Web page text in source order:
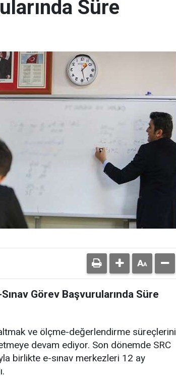
Süre
Görev Başvurularında Süre
ve ölçme-değerlendirme süreçlerini
devam ediyor. Son dönemde SRC
birlikte e-sınav merkezleri 12 ay